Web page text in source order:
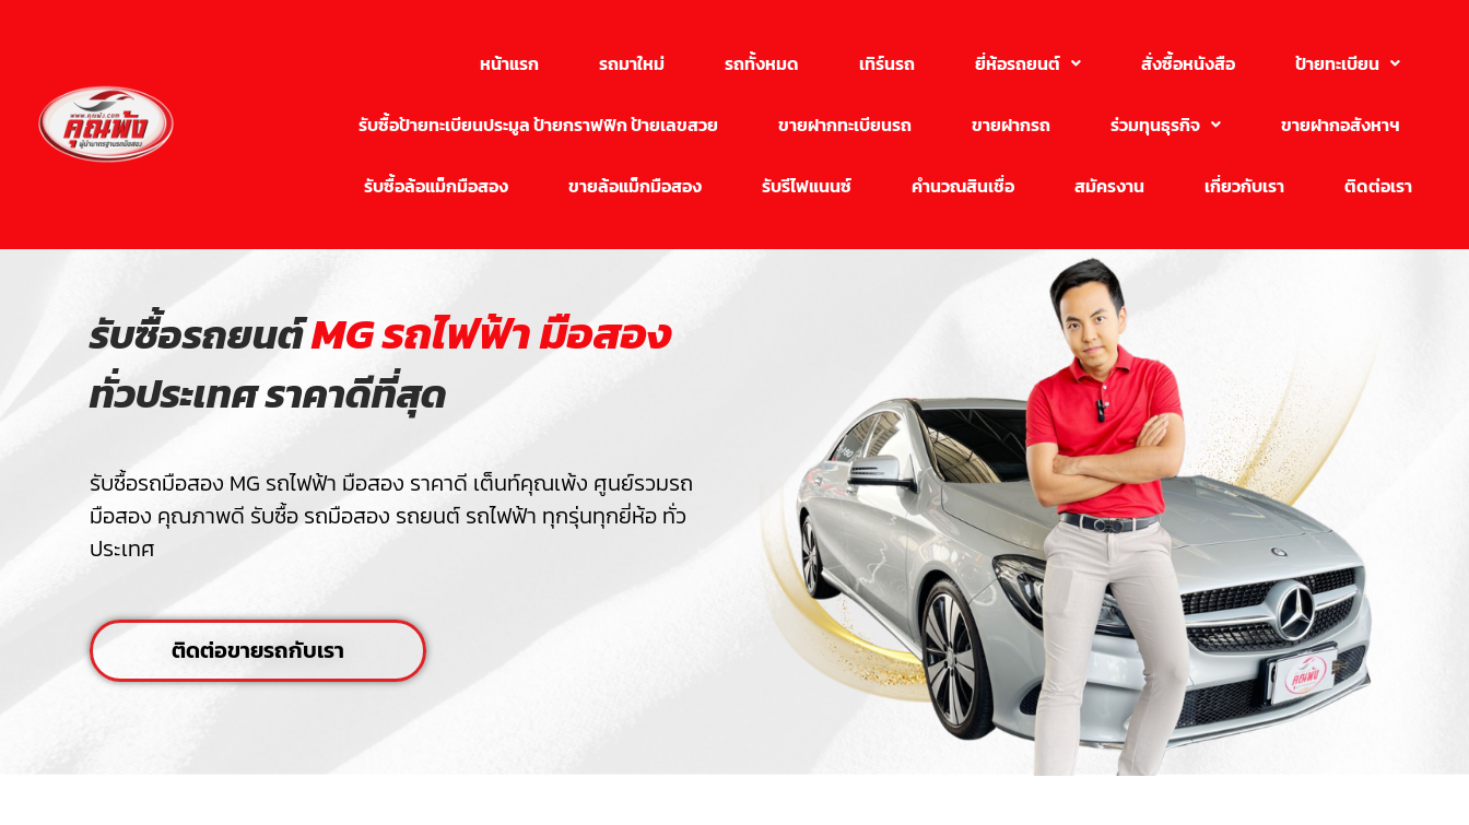
หน้าแรก รถมาใหม่ รถทั้งหมด เทิร์นรถ ยี่ห้อรถยนต์ สั่งซื้อหนังสือ ป้ายทะเบียน
รับซื้อป้ายทะเบียนประมูล ป้ายกราฟฟิก ป้ายเลขสวย ขายฝากทะเบียนรถ ขายฝากรถ ร่วมทุนธุรกิจ ขายฝากอสังหาฯ
รับซื้อล้อแม็กมือสอง ขายล้อแม็กมือสอง รับรีไฟแนนซ์ คำนวณสินเชื่อ สมัครงาน เกี่ยวกับเรา ติดต่อเรา
รับซื้อรถยนต์MG รถไฟฟ้า มือสอง
ทั่วประเทศ ราคาดีที่สุด
รับซื้อรถมือสอง MG รถไฟฟ้า มือสอง ราคาดี เต็นท์คุณเพ้ง ศูนย์รวมรถ
มือสอง คุณภาพดี รับซื้อ รถมือสอง รถยนต์ รถไฟฟ้า ทุกรุ่นทุกยี่ห้อ ทั่ว
ประเทศ
ติดต่อขายรถกับเรา